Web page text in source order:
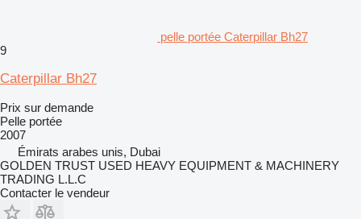
pelle portée Caterpillar Bh27
9
Caterpillar Bh27
Prix sur demande
Pelle portée
2007
Émirats arabes unis, Dubai
GOLDEN TRUST USED HEAVY EQUIPMENT & MACHINERY
TRADING L.L.C
Contacter le vendeur